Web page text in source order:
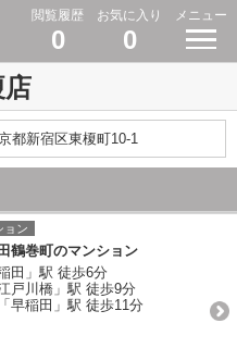
閲覧履歴
0
お気に入り
0
メニュー
都新宿区東榎町10-1
ョン
鶴巻町のマンション
田」駅 徒歩6分
戸川橋」駅 徒歩9分
早稲田」駅 徒歩11分